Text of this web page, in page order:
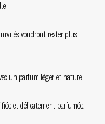
voudront rester plus
un parfum léger et naturel
et délicatement parfumée.